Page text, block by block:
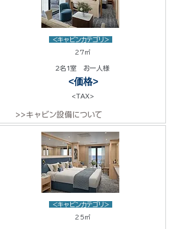
<キャビンカテゴリ>
27㎡
2名1室 お一人様
<価格>
<TAX>
>>キャビン設備について
<キャビンカテゴリ>
25㎡